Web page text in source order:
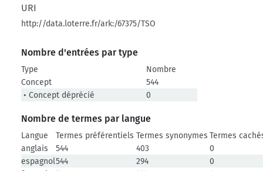
URI
http://data.loterre.fr/ark:/67375/TSO
Nombre d'entrées par type
Type
Nombre
Concept
544
• Concept déprécié
0
Nombre de termes par langue
Langue Termes préférentiels Termes synonymes Termes
anglais
544 403
0
espagnol544 294
0